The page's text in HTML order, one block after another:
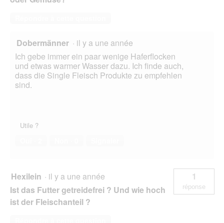
Dobermänner · il y a une année
Ich gebe immer ein paar wenige Haferflocken
und etwas warmer Wasser dazu. Ich finde auch,
dass die Single Fleisch Produkte zu empfehlen
sind.
Utile ?
Hexilein · il y a une année
Ist das Futter getreidefrei ? Und wie hoch
ist der Fleischanteil ?
1
réponse